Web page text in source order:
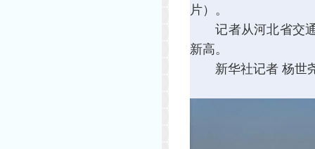
片）。
记者从河北省交通
新高。
新华社记者 杨世